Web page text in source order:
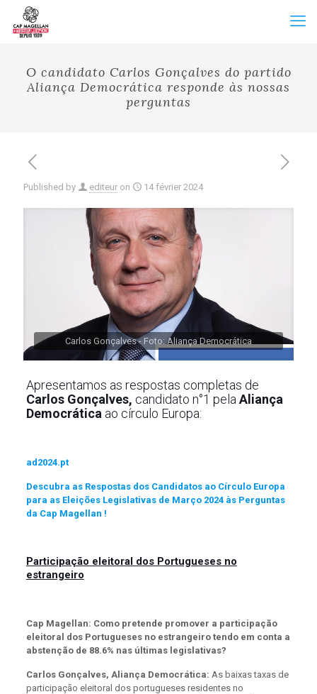
O candidato Carlos Gonçalves do partido
Aliança Democrática responde às nossas
perguntas
Published by editeur on 14 février 2024
Carlos Gonçalves - Foto: Aliança Democrática
Apresentamos as respostas completas de
Carlos Gonçalves, candidato n°1 pela Aliança
Democrática ao círculo Europa:
ad2024.pt
Descubra as Respostas dos Candidatos ao Círculo Europa
para as Eleições Legislativas de Março 2024 às Perguntas
da Cap Magellan !
Participação eleitoral dos Portugueses no
estrangeiro
Cap Magellan: Como pretende promover a participação
eleitoral dos Portugueses no estrangeiro tendo em conta a
abstenção de 88.6% nas últimas legislativas?
Carlos Gonçalves, Aliança Democrática: As baixas taxas de
participação eleitoral dos portugueses residentes no